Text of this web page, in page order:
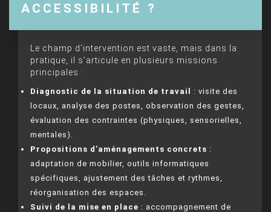
ACCESSIBILITÉ ?
Le champ d’intervention est vaste, mais dans la
pratique, il s’articule en plusieurs missions
principales :
Diagnostic de la situation de travail
: visite des
locaux, analyse des postes, observation des gestes,
évaluation des contraintes (physiques, sensorielles,
mentales).
Propositions d’aménagements concrets :
adaptation de mobilier, outils informatiques
spécifiques, ajustement des tâches et rythmes,
réorganisation des espaces.
Suivi de la mise en place : accompagnement de